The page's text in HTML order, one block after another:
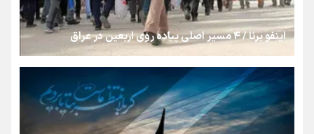
جمله‌ای که بغض چهارماهه را شکست؛ «آهای مردم، آقا از
تهران رفتند»
سه حسرتی که به دلم ماند
مومنِ مقتدرِ مظلوم
اینفو برنا / ۴ مسیر اصلی پیاده روی اربعین در عراق